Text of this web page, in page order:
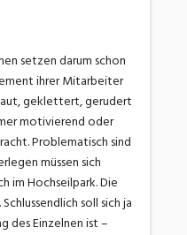
setzen darum schon
ihrer Mitarbeiter
geklettert, gerudert
motivierend oder
Problematisch sind
müssen sich
im Hochseilpark. Die
soll sich ja
des Einzelnen ist –